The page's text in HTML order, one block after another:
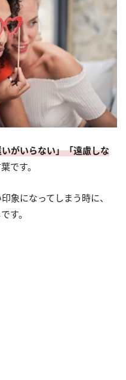
がいらない」「遠慮しな
です。
象になってしまう時に、
す。